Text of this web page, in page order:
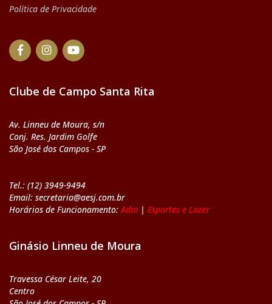
Política de Privacidade
Clube de Campo Santa Rita
Av. Linneu de Moura, s/n
Conj. Res. Jardim Golfe
São José dos Campos - SP
Tel.: (12) 3949-9494
Email: secretaria@aesj.com.br
Horários de Funcionamento:Adm | Esportes e Lazer
Ginásio Linneu de Moura
Travessa César Leite, 20
Centro